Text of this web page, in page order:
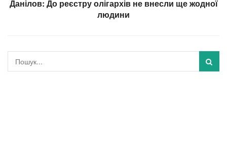
Данілов: До реєстру олігархів не внесли ще жодної
людини